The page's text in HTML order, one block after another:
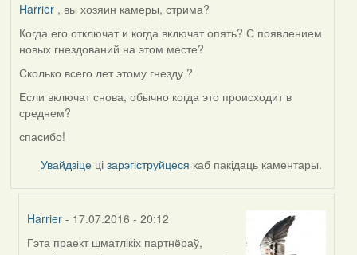
Harrier, вы хозяин камеры, стрима?
Когда его отключат и когда включат опять? С появлением
новых гнездований на этом месте?
Сколько всего лет этому гнезду ?
Если включат снова, обычно когда это происходит в
среднем?
спасибо!
Увайдзіце цізарэгіструйцеся каб пакідаць каментары.
Harrier - 17.07.2016 - 20:12
In
Гэта праект шматлікіх партнёраў,